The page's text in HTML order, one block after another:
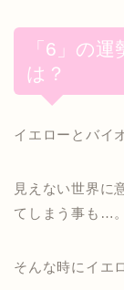
「6」の
は？
イエローとバイ
見えない世界に
てしまう事も…。
そんな時にイエ